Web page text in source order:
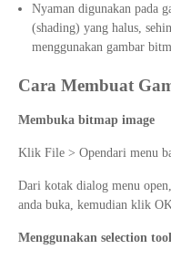
Nyaman digunakan pada
(shading) yang halus,
menggunakan gambar
Cara Membuat
Membuka bitmap image
Klik File > Opendari menu
Dari kotak dialog menu
anda buka, kemudian klik OK.
Menggunakan selection tool